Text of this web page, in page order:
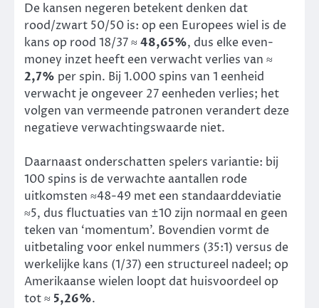
De kansen negeren betekent denken dat
rood/zwart 50/50 is: op een Europees wiel is de
kans op rood 18/37 ≈48,65%, dus elke even-
money inzet heeft een verwacht verlies van ≈
2,7% per spin. Bij 1.000 spins van 1 eenheid
verwacht je ongeveer 27 eenheden verlies; het
volgen van vermeende patronen verandert deze
negatieve verwachtingswaarde niet.
Daarnaast onderschatten spelers variantie: bij
100 spins is de verwachte aantallen rode
uitkomsten ≈48-49 met een standaarddeviatie
≈5, dus fluctuaties van ±10 zijn normaal en geen
teken van ‘momentum’. Bovendien vormt de
uitbetaling voor enkel nummers (35:1) versus de
werkelijke kans (1/37) een structureel nadeel; op
Amerikaanse wielen loopt dat huisvoordeel op
tot ≈ 5,26%.